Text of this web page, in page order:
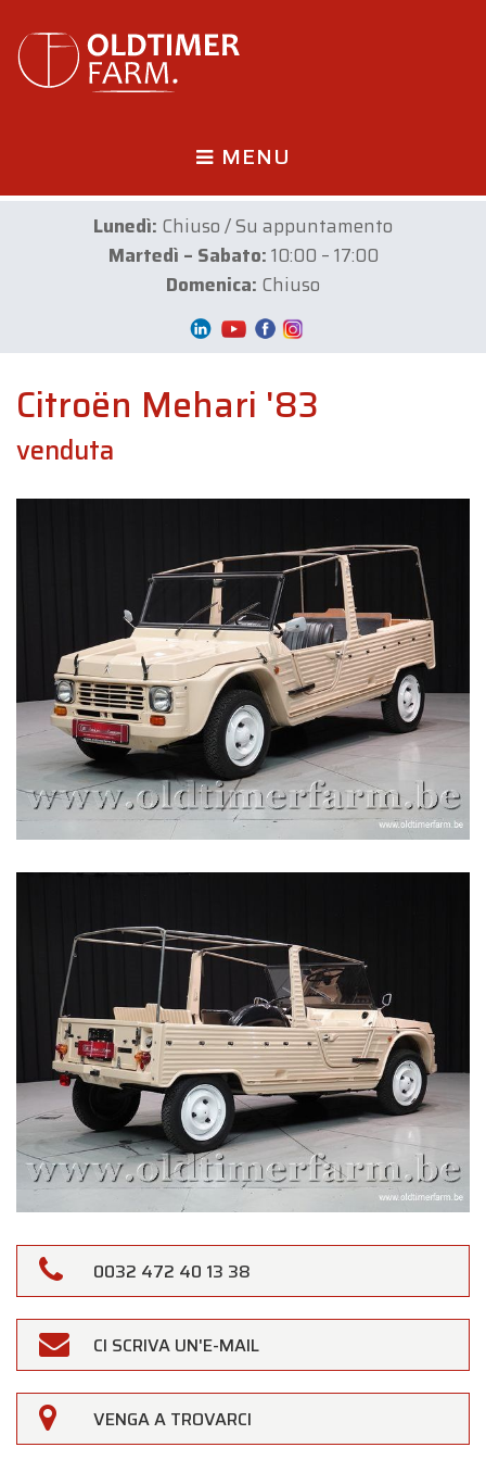
MENU
Lunedì: Chiuso / Su appuntamento
Martedì – Sabato:10:00 – 17:00
Domenica: Chiuso
Citroën Mehari '83
venduta
0032 472 40 13 38
CI SCRIVA UN'E-MAIL
VENGA A TROVARCI